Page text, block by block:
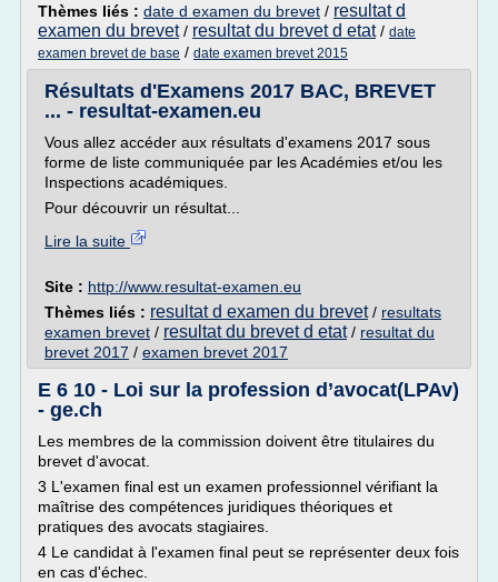
Thèmes liés : date d examen du brevet / resultat d
examen du brevet/ resultat du brevet d etat/ date
examen brevet de base / date examen brevet 2015
Résultats d'Examens 2017 BAC, BREVET
... - resultat-examen.eu
Vous allez accéder aux résultats d'examens 2017 sous
forme de liste communiquée par les Académies et/ou les
Inspections académiques.
Pour découvrir un résultat...
Lire la suite
Site : http://www.resultat-examen.eu
Thèmes liés : resultat d examen du brevet/ resultats
examen brevet / resultat du brevet d etat/ resultat du
brevet 2017 / examen brevet 2017
E 6 10 - Loi sur la profession d’avocat(LPAv)
- ge.ch
Les membres de la commission doivent être titulaires du
brevet d'avocat.
3 L'examen final est un examen professionnel vérifiant la
maîtrise des compétences juridiques théoriques et
pratiques des avocats stagiaires.
4 Le candidat à l'examen final peut se représenter deux fois
en cas d'échec.